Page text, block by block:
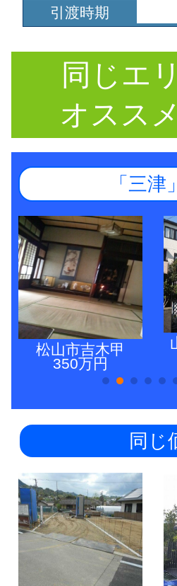
引渡時期
同じエ
オスス
「三
松山市吉木甲
350万円
同じ